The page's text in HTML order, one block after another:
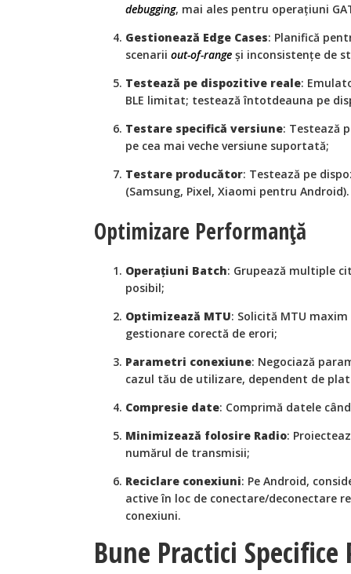
debugging, mai ales pentru operațiuni
Gestionează Edge Cases: Planifică
scenarii out-of-range și inconsistențe de
Testează pe dispozitive reale:
BLE limitat; testează întotdeauna pe
Testare specifică versiune: Testează
pe cea mai veche versiune suportată;
Testare producător: Testează pe
(Samsung, Pixel, Xiaomi pentru Android).
Optimizare Performanță
Operațiuni Batch: Grupează multiple
posibil;
Optimizează MTU: Solicită MTU
gestionare corectă de erori;
Parametri conexiune: Negociază
cazul tău de utilizare, dependent de
Compresie date: Comprimă datele
Minimizează folosire Radio:
numărul de transmisii;
Reciclare conexiuni: Pe Android,
active în loc de conectare/deconectare
conexiuni.
Bune Practici